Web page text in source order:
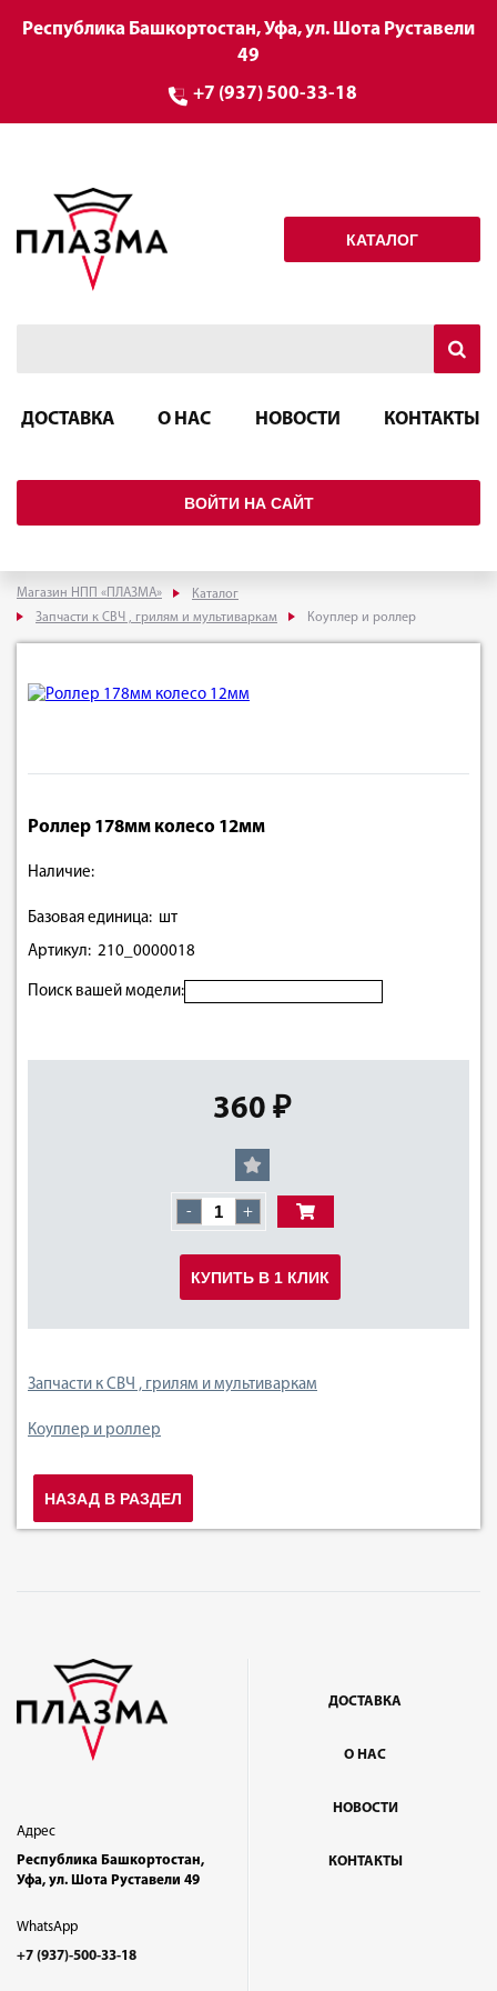
Республика Башкортостан, Уфа, ул. Шота Руставели
49
+7 (937) 500-33-18
КАТАЛОГ
ДОСТАВКА О НАС НОВОСТИ КОНТАКТЫ
ВОЙТИ НА САЙТ
Магазин НПП «ПЛАЗМА»
Каталог
Запчасти к СВЧ , грилям и мультиваркам
Коуплер и роллер
Роллер 178мм колесо 12мм
Наличие:
Базовая единица: шт
Артикул: 210_0000018
Поиск вашей модели:
360 ₽
- +
КУПИТЬ В 1 КЛИК
Запчасти к СВЧ , грилям и мультиваркам
Коуплер и роллер
НАЗАД В РАЗДЕЛ
Адрес
Республика Башкортостан,
Уфа, ул. Шота Руставели 49
WhatsApp
+7 (937)-500-33-18
ДОСТАВКА
О НАС
НОВОСТИ
КОНТАКТЫ